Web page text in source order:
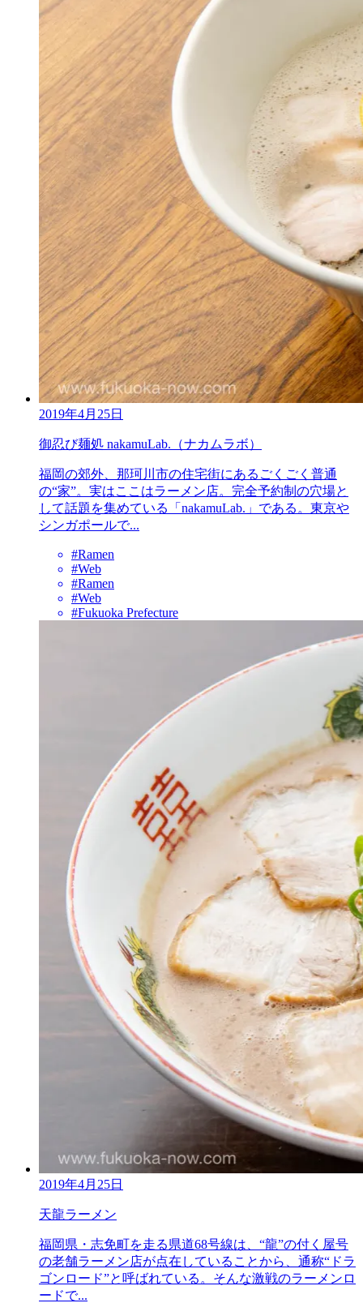
2019年4月25日
御忍び麺処 nakamuLab.（ナカムラボ）
福岡の郊外、那珂川市の住宅街にあるごくごく普通
の“家”。実はここはラーメン店。完全予約制の穴場と
して話題を集めている「nakamuLab.」である。東京や
シンガポールで...
#Ramen
#Web
#Ramen
#Web
#Fukuoka Prefecture
2019年4月25日
天龍ラーメン
福岡県・志免町を走る県道68号線は、“龍”の付く屋号
の老舗ラーメン店が点在していることから、通称“ドラ
ゴンロード”と呼ばれている。そんな激戦のラーメンロ
ードで...